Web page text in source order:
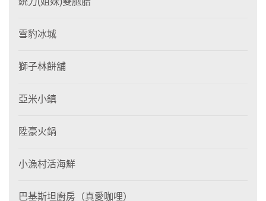
雪豹冰城
獅子林餅舖
亞米小鎮
陞豪火鍋
小漁村活海鮮
巴基斯坦廚房（真愛咖哩）